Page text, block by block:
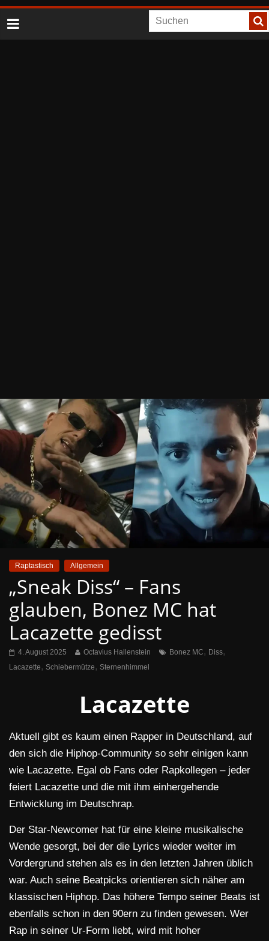
Raptastisch Allgemein
„Sneak Diss“ – Fans
glauben, Bonez MC hat
Lacazette gedisst
4. August 2025 Octavius Hallenstein Bonez MC, Diss,
Lacazette, Schiebermütze, Sternenhimmel
Lacazette
Aktuell gibt es kaum einen Rapper in Deutschland, auf
den sich die Hiphop-Community so sehr einigen kann
wie Lacazette. Egal ob Fans oder Rapkollegen – jeder
feiert Lacazette und die mit ihm einhergehende
Entwicklung im Deutschrap.
Der Star-Newcomer hat für eine kleine musikalische
Wende gesorgt, bei der die Lyrics wieder weiter im
Vordergrund stehen als es in den letzten Jahren üblich
war. Auch seine Beatpicks orientieren sich näher am
klassischen Hiphop. Das höhere Tempo seiner Beats ist
ebenfalls schon in den 90ern zu finden gewesen. Wer
Rap in seiner Ur-Form liebt, wird mit hoher